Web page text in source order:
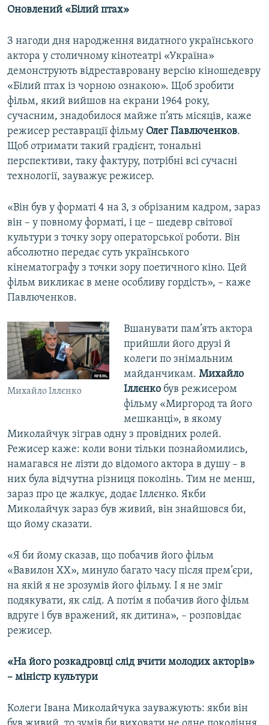
Оновлений «Білий птах»
З нагоди дня народження видатного українського
актора у столичному кінотеатрі «Україна»
демонструють відреставровану версію кіношедевру
«Білий птах із чорною ознакою». Щоб зробити
фільм, який вийшов на екрани 1964 року,
сучасним, знадобилося майже п’ять місяців, каже
режисер реставрації фільму Олег Павлюченков.
Щоб отримати такий градієнт, тональні
перспективи, таку фактуру, потрібні всі сучасні
технології, зауважує режисер.
«Він був у форматі 4 на 3, з обрізаним кадром, зараз
він – у повному форматі, і це – шедевр світової
культури з точку зору операторської роботи. Він
абсолютно передає суть українського
кінематографу з точки зору поетичного кіно. Цей
фільм викликає в мене особливу гордість», – каже
Павлюченков.
Михайло Іллєнко
Вшанувати пам’ять актора
прийшли його друзі й
колеги по знімальним
майданчикам. Михайло
Іллєнкобув режисером
фільму «Миргород та його
мешканці», в якому
Миколайчук зіграв одну з провідних ролей.
Режисер каже: коли вони тільки познайомились,
намагався не лізти до відомого актора в душу – в
них була відчутна різниця поколінь. Тим не менш,
зараз про це жалкує, додає Іллєнко. Якби
Миколайчук зараз був живий, він знайшовся би,
що йому сказати.
«Я би йому сказав, що побачив його фільм
«Вавилон ХХ», минуло багато часу після прем’єри,
на якій я не зрозумів його фільму. І я не зміг
подякувати, як слід. А потім я побачив його фільм
вдруге і був вражений, як дитина», – розповідає
режисер.
«На його розкадровці слід вчити молодих акторів»
– міністр культури
Колеги Івана Миколайчука зауважують: якби він